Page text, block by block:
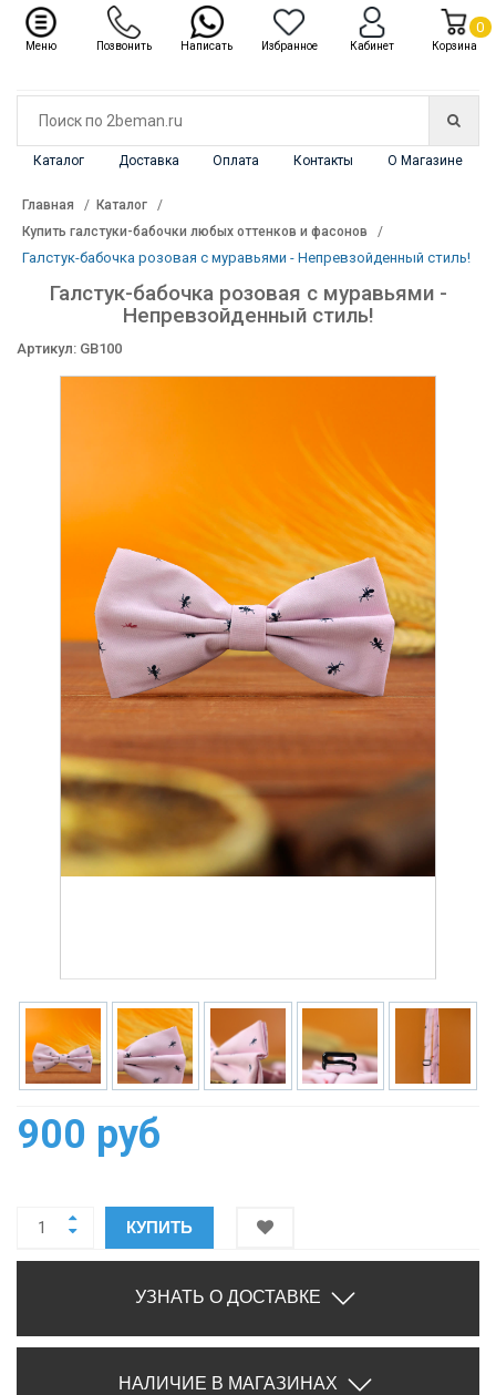
Каталог Доставка Оплата Контакты О Магазине
Каталог ✖
Главная
Каталог
Купить галстуки-бабочки любых оттенков и фасонов
Галстук-бабочка розовая с муравьями - Непревзойденный стиль!
Галстук-бабочка розовая с муравьями -
Непревзойденный стиль!
Артикул: GB100
900 руб
КУПИТЬ
УЗНАТЬ О ДОСТАВКЕ
НАЛИЧИЕ В МАГАЗИНАХ
Меню Позвонить Написать Избранное Кабинет Корзина
0